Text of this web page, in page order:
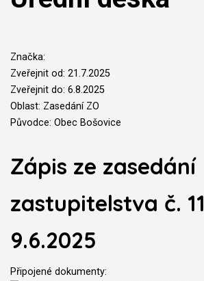
Značka:
Zveřejnit od: 21.7.2025
Zveřejnit do: 6.8.2025
Oblast: Zasedání ZO
Původce: Obec Bošovice
Zápis ze zasedání
zastupitelstva č.
9.6.2025
Připojené dokumenty: